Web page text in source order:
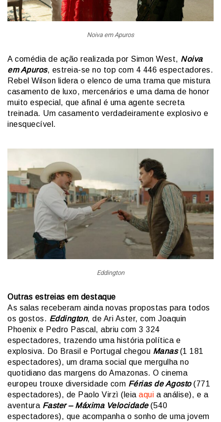
Noiva em Apuros
A comédia de ação realizada por Simon West, Noiva
em Apuros, estreia-se no top com 4 446 espectadores.
Rebel Wilson lidera o elenco de uma trama que mistura
casamento de luxo, mercenários e uma dama de honor
muito especial, que afinal é uma agente secreta
treinada. Um casamento verdadeiramente explosivo e
inesquecível.
Eddington
Outras estreias em destaque
As salas receberam ainda novas propostas para todos
os gostos. Eddington, de Ari Aster, com Joaquin
Phoenix e Pedro Pascal, abriu com 3 324
espectadores, trazendo uma história política e
explosiva. Do Brasil e Portugal chegou Manas (1 181
espectadores), um drama social que mergulha no
quotidiano das margens do Amazonas. O cinema
europeu trouxe diversidade com Férias de Agosto(771
espectadores), de Paolo Virzì (leia aqui a análise), e a
aventura Faster – Máxima Velocidade(540
espectadores), que acompanha o sonho de uma jovem